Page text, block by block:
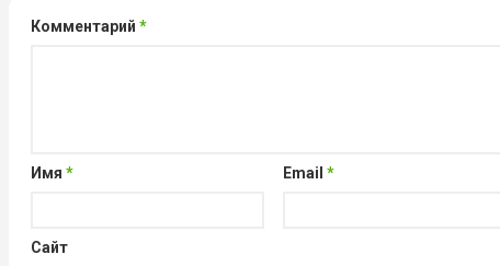
Комментарий *
Имя * Email*
Сайт